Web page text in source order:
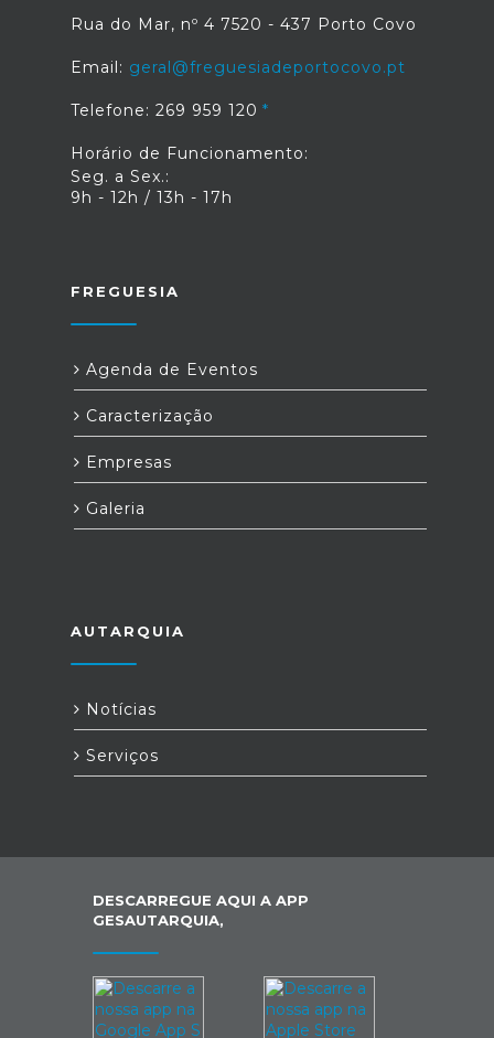
Rua do Mar, nº 4 7520 - 437 Porto Covo
Email: geral@freguesiadeportocovo.pt
Telefone: 269 959 120
Horário de Funcionamento:
Seg. a Sex.:
9h - 12h / 13h - 17h
FREGUESIA
Agenda de Eventos
Caracterização
Empresas
Galeria
AUTARQUIA
Notícias
Serviços
DESCARREGUE AQUI A APP
GESAUTARQUIA,